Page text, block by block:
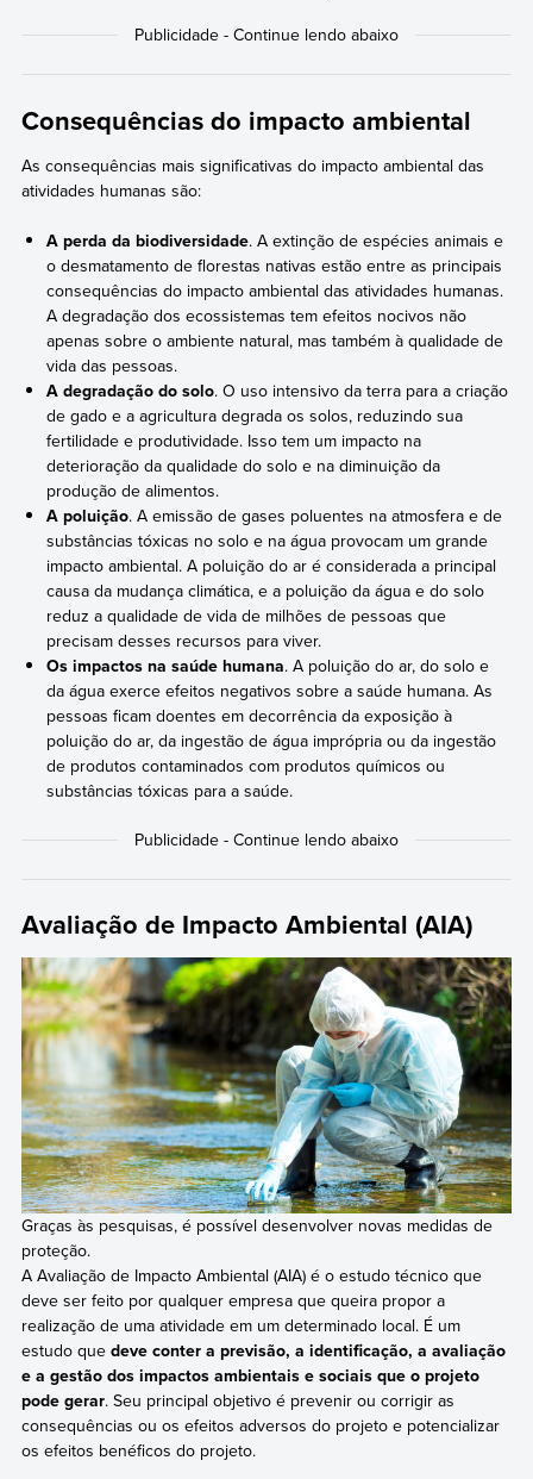
Consequências do impacto ambiental
As consequências mais significativas do impacto ambiental das
atividades humanas são:
A perda da biodiversidade. A extinção de espécies animais e
o desmatamento de florestas nativas estão entre as principais
consequências do impacto ambiental das atividades humanas.
A degradação dos ecossistemas tem efeitos nocivos não
apenas sobre o ambiente natural, mas também à qualidade de
vida das pessoas.
A degradação do solo. O uso intensivo da terra para a criação
de gado e a agricultura degrada os solos, reduzindo sua
fertilidade e produtividade. Isso tem um impacto na
deterioração da qualidade do solo e na diminuição da
produção de alimentos.
A poluição. A emissão de gases poluentes na atmosfera e de
substâncias tóxicas no solo e na água provocam um grande
impacto ambiental. A poluição do ar é considerada a principal
causa da mudança climática, e a poluição da água e do solo
reduz a qualidade de vida de milhões de pessoas que
precisam desses recursos para viver.
Os impactos na saúde humana. A poluição do ar, do solo e
da água exerce efeitos negativos sobre a saúde humana. As
pessoas ficam doentes em decorrência da exposição à
poluição do ar, da ingestão de água imprópria ou da ingestão
de produtos contaminados com produtos químicos ou
substâncias tóxicas para a saúde.
Avaliação de Impacto Ambiental (AIA)
Graças às pesquisas, é possível desenvolver novas medidas de
proteção.
A Avaliação de Impacto Ambiental (AIA) é o estudo técnico que
deve ser feito por qualquer empresa que queira propor a
realização de uma atividade em um determinado local. É um
estudo que deve conter a previsão, a identificação, a avaliação
e a gestão dos impactos ambientais e sociais que o projeto
pode gerar. Seu principal objetivo é prevenir ou corrigir as
consequências ou os efeitos adversos do projeto e potencializar
os efeitos benéficos do projeto.